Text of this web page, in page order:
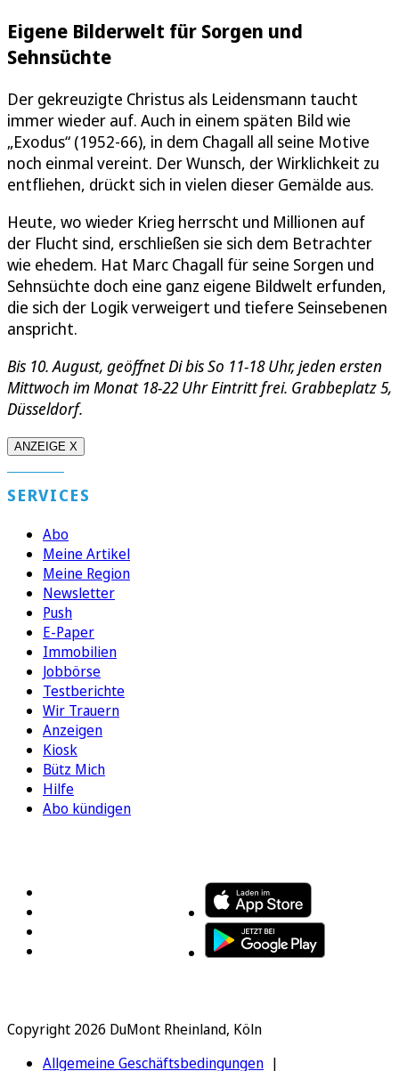
Eigene Bilderwelt für Sorgen und
Sehnsüchte
Der gekreuzigte Christus als Leidensmann taucht
immer wieder auf. Auch in einem späten Bild wie
„Exodus“ (1952-66), in dem Chagall all seine Motive
noch einmal vereint. Der Wunsch, der Wirklichkeit zu
entfliehen, drückt sich in vielen dieser Gemälde aus.
Heute, wo wieder Krieg herrscht und Millionen auf
der Flucht sind, erschließen sie sich dem Betrachter
wie ehedem. Hat Marc Chagall für seine Sorgen und
Sehnsüchte doch eine ganz eigene Bildwelt erfunden,
die sich der Logik verweigert und tiefere Seinsebenen
anspricht.
Bis 10. August, geöffnet Di bis So 11-18 Uhr, jeden ersten
Mittwoch im Monat 18-22 Uhr Eintritt frei. Grabbeplatz 5,
Düsseldorf.
ANZEIGE X
SERVICES
Abo
Meine Artikel
Meine Region
Newsletter
Push
E-Paper
Immobilien
Jobbörse
Testberichte
Wir Trauern
Anzeigen
Kiosk
Bütz Mich
Hilfe
Abo kündigen
Copyright 2026 DuMont Rheinland, Köln
Allgemeine Geschäftsbedingungen